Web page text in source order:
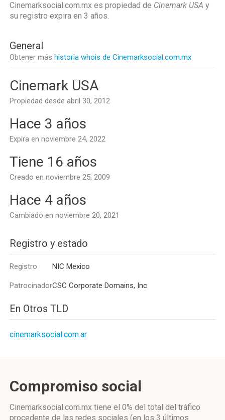
Cinemarksocial.com.mx es propiedad de Cinemark USA y
su registro expira en 3 años.
General
Obtener más historia whois de Cinemarksocial.com.mx
Cinemark USA
Propiedad desde abril 30, 2012
Hace 3 años
Expira en noviembre 24, 2022
Tiene 16 años
Creado en noviembre 25, 2009
Hace 4 años
Cambiado en noviembre 20, 2021
Registro y estado
Registro NIC Mexico
PatrocinadorCSC Corporate Domains, Inc
En Otros TLD
cinemarksocial.com.ar
Compromiso social
Cinemarksocial.com.mx tiene el 0% del total del tráfico
procedente de las redes sociales (en los 3 últimos